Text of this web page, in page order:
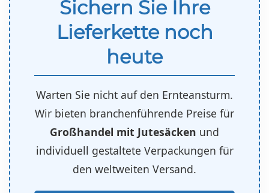
Sichern Sie Ihre
Lieferkette noch
heute
Warten Sie nicht auf den Ernteansturm.
Wir bieten branchenführende Preise für
Großhandel mit Jutesäcken und
individuell gestaltete Verpackungen für
den weltweiten Versand.